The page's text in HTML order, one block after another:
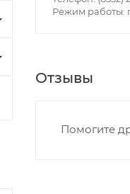
•
Доставка в
В случае
Режим работы:
Отзывы
Помогите